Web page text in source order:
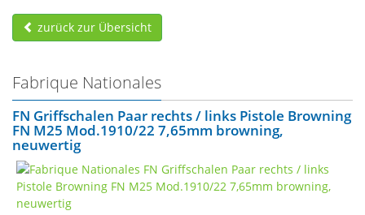
zurück zur Übersicht
Fabrique Nationales
FN Griffschalen Paar rechts / links Pistole Browning
FN M25 Mod.1910/22 7,65mm browning,
neuwertig